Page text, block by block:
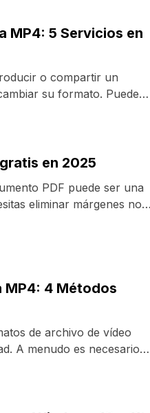
MP4: 5 Servicios en
o compartir un
su formato. Puedes
que ...
en 2025
PDF puede ser una
eliminar márgenes no
MP4: 4 Métodos
de archivo de vídeo
A menudo es necesario